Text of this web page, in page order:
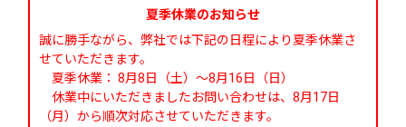
夏季休業のお知らせ
誠に勝手ながら、弊社では下記の日程により夏季休業さ
せていただきます。
夏季休業： 8月8日（土）～8月16日（日）
休業中にいただきましたお問い合わせは、8月17日
（月）から順次対応させていただきます。